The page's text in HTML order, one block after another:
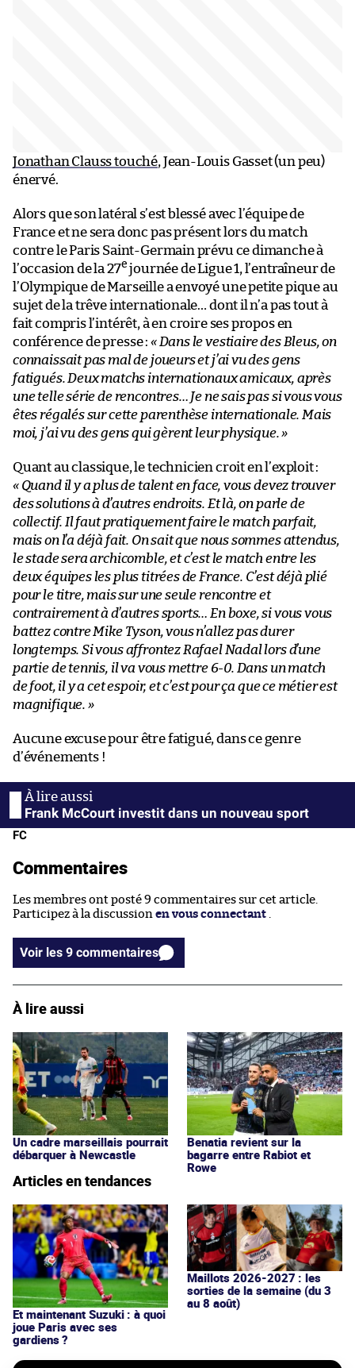
Jonathan Clauss touché, Jean-Louis Gasset (un peu)
énervé.
Alors que son latéral s’est blessé avec l’équipe de
France et ne sera donc pas présent lors du match
contre le Paris Saint-Germain prévu ce dimanche à
l’occasion de la 27e journée de Ligue 1, l’entraîneur de
l’Olympique de Marseille a envoyé une petite pique au
sujet de la trêve internationale… dont il n’a pas tout à
fait compris l’intérêt, à en croire ses propos en
conférence de presse : « Dans le vestiairedes Bleus, on
connaissait pas mal de joueurs et j’ai vu des gens
fatigués. Deux matchs internationaux amicaux, après
une telle série de rencontres… Je ne sais pas si vous vous
êtes régalés sur cette parenthèse internationale. Mais
moi, j’ai vu des gens qui gèrent leur physique. »
Quant au classique, le technicien croit en l’exploit :
« Quand il y a plus de talent en face, vous devez trouver
des solutions à d’autres endroits. Et là, on parle de
collectif. Il faut pratiquement faire le match parfait,
mais on l’a déjà fait. On sait que nous sommes attendus,
le stade sera archicomble, et c’est le match entre les
deux équipes les plus titrées de France. C’est déjà plié
pour le titre, mais sur une seule rencontre et
contrairement à d’autres sports… En boxe, si vous vous
battez contre Mike Tyson, vous n’allez pas durer
longtemps. Si vous affrontez Rafael Nadal lors d’une
partie de tennis, il va vous mettre 6-0. Dans un match
de foot, il y a cet espoir, et c’est pour ça que ce métier est
magnifique. »
Aucune excuse pour être fatigué, dans ce genre
d’événements !
Frank McCourt investit dans un nouveau sport
FC
Commentaires
Les membres ont posté 9 commentaires sur cet article.
Participez à la discussion en vous connectant
Voir les 9 commentaires
À lire aussi
Un cadre marseillais pourrait
débarquer à Newcastle
Benatia revient sur la
bagarre entre Rabiot et
Rowe
Articles en tendances
Et maintenant Suzuki : à quoi
joue Paris avec ses
gardiens ?
Maillots 2026-2027 : les
sorties de la semaine (du 3
au 8 août)